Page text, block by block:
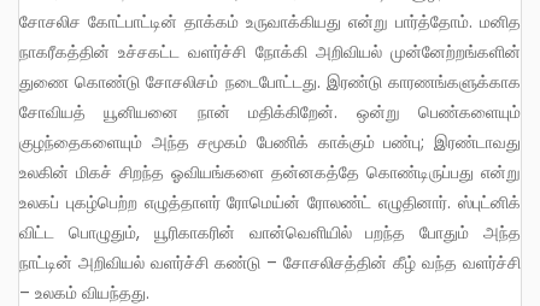
சோசலிச கோட்பாட்டின் தாக்கம் உருவாக்கியது என்று பார்த்தோம். மனித
நாகரீகத்தின் உச்சகட்ட வளர்ச்சி நோக்கி அறிவியல் முன்னேற்றங்களின்
துணை கொண்டு சோசலிசம் நடைபோட்டது. இரண்டு காரணங்களுக்காக
சோவியத் யூனியனை நான் மதிக்கிறேன். ஒன்று பெண்களையும்
குழந்தைகளையும் அந்த சமூகம் பேணிக் காக்கும் பண்பு; இரண்டாவது
உலகின் மிகச் சிறந்த ஓவியங்களை தன்னகத்தே கொண்டிருப்பது என்று
உலகப் புகழ்பெற்ற எழுத்தாளர் ரோமெய்ன் ரோலண்ட் எழுதினார். ஸ்புட்னிக்
விட்ட பொழுதும், யூரிகாகரின் வான்வெளியில் பறந்த போதும் அந்த
நாட்டின் அறிவியல் வளர்ச்சி கண்டு – சோசலிசத்தின் கீழ் வந்த வளர்ச்சி
– உலகம் வியந்தது.